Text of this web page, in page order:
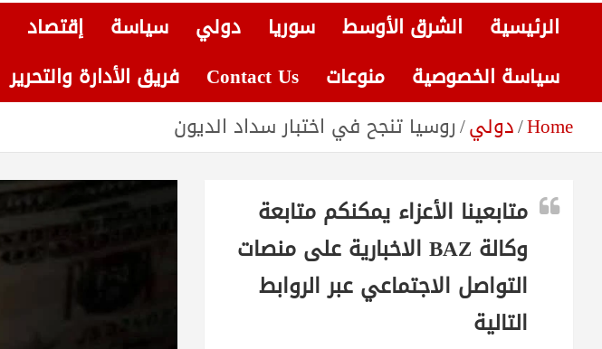
الرئيسية الشرق الأوسط سوريا دولي سياسة إقتصاد
سياسة الخصوصية
منوعات Contact Us فريق الأدارة والتحرير
Home دولي روسيا تنجح في اختبار سداد الديون
متابعينا الأعزاء يمكنكم متابعة
وكالة BAZ الاخبارية على منصات
التواصل الاجتماعي عبر الروابط
التالية